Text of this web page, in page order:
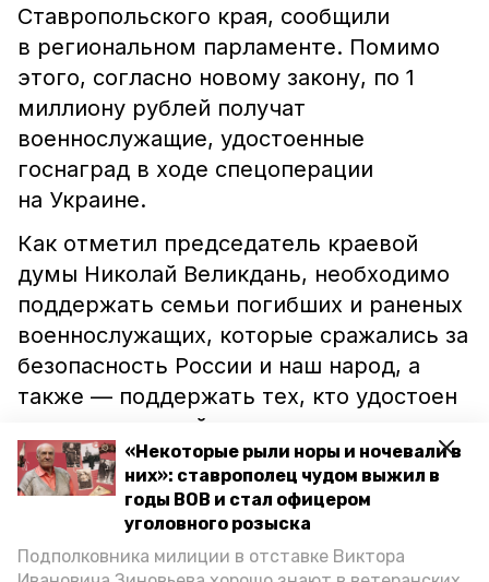
«Некоторые рыли норы и ночевали в
них»: ставрополец чудом выжил в
годы ВОВ и стал офицером
уголовного розыска
Подполковника милиции в отставке Виктора
Ставропольского края, сообщили
в региональном парламенте. Помимо
этого, согласно новому закону, по 1
миллиону рублей получат
военнослужащие, удостоенные
госнаград в ходе спецоперации
на Украине.
Как отметил председатель краевой
думы Николай Великдань, необходимо
поддержать семьи погибших и раненых
военнослужащих, которые сражались за
безопасность России и наш народ, а
также — поддержать тех, кто удостоен
государственной награды за
проявленное в ходе спецоперации
мужество и героизм.
Отметим, что инициатором
законопроекта выступил губернатор